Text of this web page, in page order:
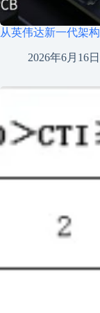
从英伟达新一代架
2026年6月16日